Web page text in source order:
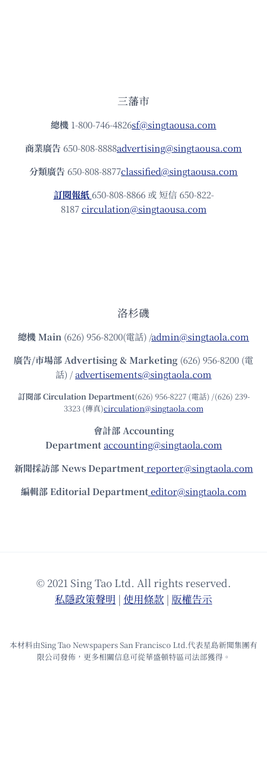
三藩市
總機 1-800-746-4826sf@singtaousa.com
商業廣告 650-808-8888advertising@singtaousa.com
分類廣告 650-808-8877classified@singtaousa.com
訂閱報紙 650-808-8866 或 短信 650-822-
8187circulation@singtaousa.com
洛杉磯
總機Main (626) 956-8200(電話) /admin@singtaola.com
廣告/市場部Advertising & Marketing (626) 956-8200 (電
話) /advertisements@singtaola.com
訂閱部 Circulation Department(626) 956-8227 (電話) /(626) 239-
3323 (傳真)circulation@singtaola.com
會計部 Accounting
Department accounting@singtaola.com
新聞採訪部 News Department reporter@singtaola.com
編輯部 Editorial Department editor@singtaola.com
© 2021 Sing Tao Ltd. All rights reserved.
私隱政策聲明 | 使⽤條款 | 版權告⽰
本材料由Sing Tao Newspapers San Francisco Ltd.代表星島新聞集團有
限公司發佈，更多相關信息可從華盛頓特區司法部獲得。